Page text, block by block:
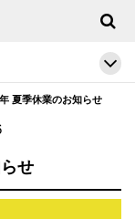
夏季休業のお知らせ
せ